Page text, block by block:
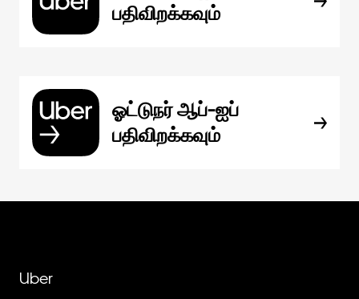
பதிவிறக்கவும்
ஓட்டுநர் ஆப்-ஐப்
பதிவிறக்கவும்
Uber